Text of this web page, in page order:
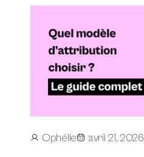
Ophélie avril 21, 2026